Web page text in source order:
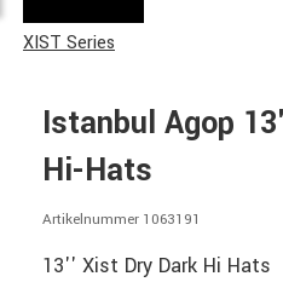
XIST Series
Istanbul Agop
Hi-Hats
Artikelnummer 1063191
13'' Xist Dry Dark Hi Hats